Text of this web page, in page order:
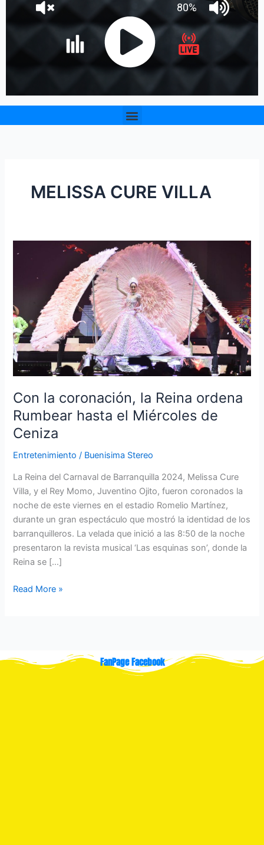
Menu
MELISSA CURE VILLA
Con la coronación, la Reina ordena
Rumbear hasta el Miércoles de
Ceniza
Entretenimiento / Buenisima Stereo
La Reina del Carnaval de Barranquilla 2024, Melissa Cure
Villa, y el Rey Momo, Juventino Ojito, fueron coronados la
noche de este viernes en el estadio Romelio Martínez,
durante un gran espectáculo que mostró la identidad de los
barranquilleros. La velada que inició a las 8:50 de la noche
presentaron la revista musical ‘Las esquinas son’, donde la
Reina se […]
coronación,
Reina
ordena
Rumbear
hasta
el
Miércoles
Ceniza
Read More »
FanPage Facebook